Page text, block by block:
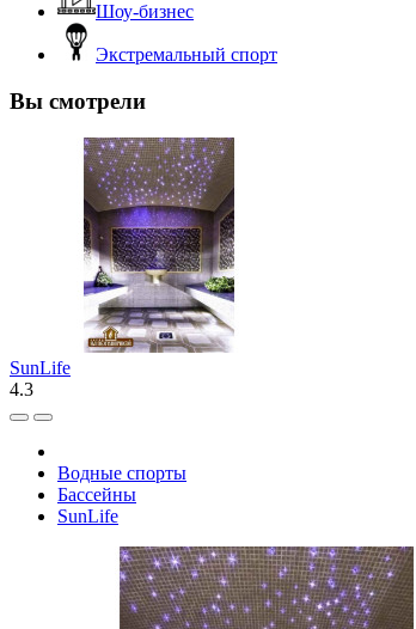
Шоу-бизнес
Экстремальный спорт
Вы смотрели
SunLife
4.3
Водные спорты
Бассейны
SunLife